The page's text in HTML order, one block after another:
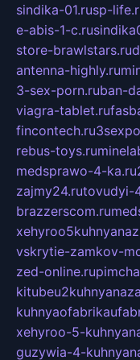
sindika-01.rusp-
e-abis-1-c.ru
store-brawlstars.ru
antenna-highly.ru
3-sex-porn.ruban-
viagra-tablet.ru
fincontech.ru
rebus-toys.ru
medsprawo-4-ka.ru
zajmy24.rutovudyi-
brazzerscom.ru
vskrytie-zamkov-
zed-online.ru
xehyroo-5-
guzywia-4-